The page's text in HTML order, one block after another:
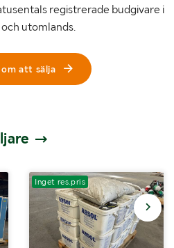
registrerade budgivare i
utomlands.
om att sälja
Inget res.pris